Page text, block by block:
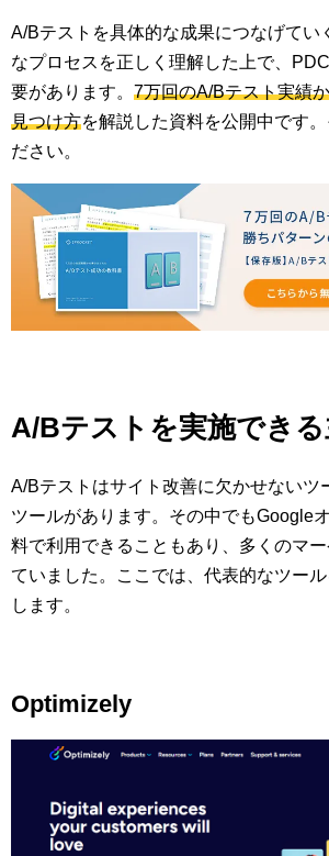
A/Bテストを具体的な成果につなげてい
なプロセスを正しく理解した上で、
要があります。 7万回のA/Bテスト実績
見つけ方を解説した資料を公開中です
ださい。
A/Bテストを実施でき
A/Bテストはサイト改善に欠かせないツ
ツールがあります。その中でもGoogle
料で利用できることもあり、多くのマ
ていました。ここでは、代表的なツー
します。
Optimizely